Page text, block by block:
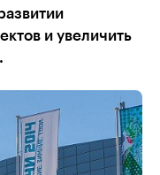
и увеличить